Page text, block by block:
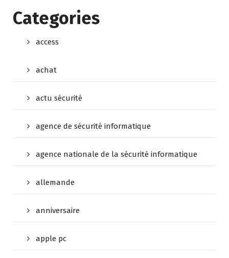
Categories
access
achat
actu sécurité
agence de sécurité informatique
agence nationale de la sécurité informatique
allemande
anniversaire
apple pc